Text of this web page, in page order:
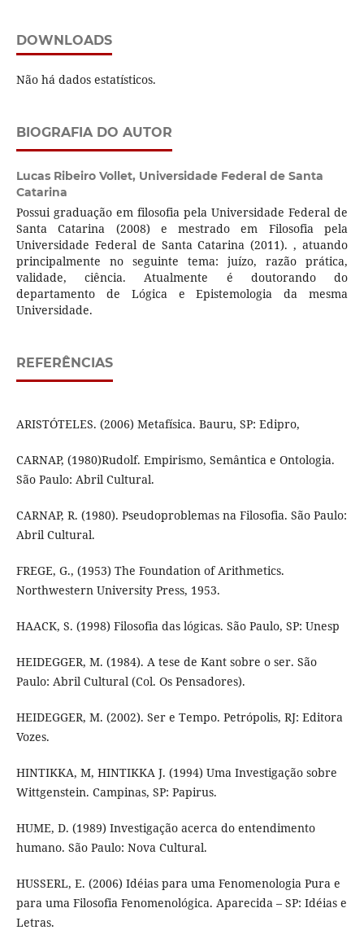
DOWNLOADS
Não há dados estatísticos.
BIOGRAFIA DO AUTOR
Lucas Ribeiro Vollet, Universidade Federal de Santa
Catarina
Possui graduação em filosofia pela Universidade Federal de
Santa Catarina (2008) e mestrado em Filosofia pela
Universidade Federal de Santa Catarina (2011). , atuando
principalmente no seguinte tema: juízo, razão prática,
validade, ciência. Atualmente é doutorando do
departamento de Lógica e Epistemologia da mesma
Universidade.
REFERÊNCIAS
ARISTÓTELES. (2006) Metafísica. Bauru, SP: Edipro,
CARNAP, (1980)Rudolf. Empirismo, Semântica e Ontologia.
São Paulo: Abril Cultural.
CARNAP, R. (1980). Pseudoproblemas na Filosofia. São Paulo:
Abril Cultural.
FREGE, G., (1953) The Foundation of Arithmetics.
Northwestern University Press, 1953.
HAACK, S. (1998) Filosofia das lógicas. São Paulo, SP: Unesp
HEIDEGGER, M. (1984). A tese de Kant sobre o ser. São
Paulo: Abril Cultural (Col. Os Pensadores).
HEIDEGGER, M. (2002). Ser e Tempo. Petrópolis, RJ: Editora
Vozes.
HINTIKKA, M, HINTIKKA J. (1994) Uma Investigação sobre
Wittgenstein. Campinas, SP: Papirus.
HUME, D. (1989) Investigação acerca do entendimento
humano. São Paulo: Nova Cultural.
HUSSERL, E. (2006) Idéias para uma Fenomenologia Pura e
para uma Filosofia Fenomenológica. Aparecida – SP: Idéias e
Letras.